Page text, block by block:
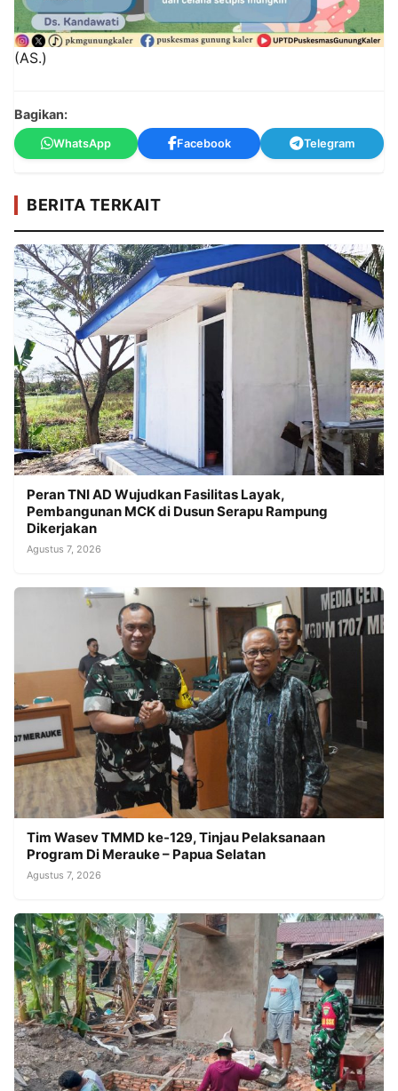
(AS.)
Bagikan:
WhatsApp Facebook Telegram
BERITA TERKAIT
Peran TNI AD Wujudkan Fasilitas Layak,
Pembangunan MCK di Dusun Serapu Rampung
Dikerjakan
Agustus 7, 2026
Tim Wasev TMMD ke-129, Tinjau Pelaksanaan
Program Di Merauke – Papua Selatan
Agustus 7, 2026